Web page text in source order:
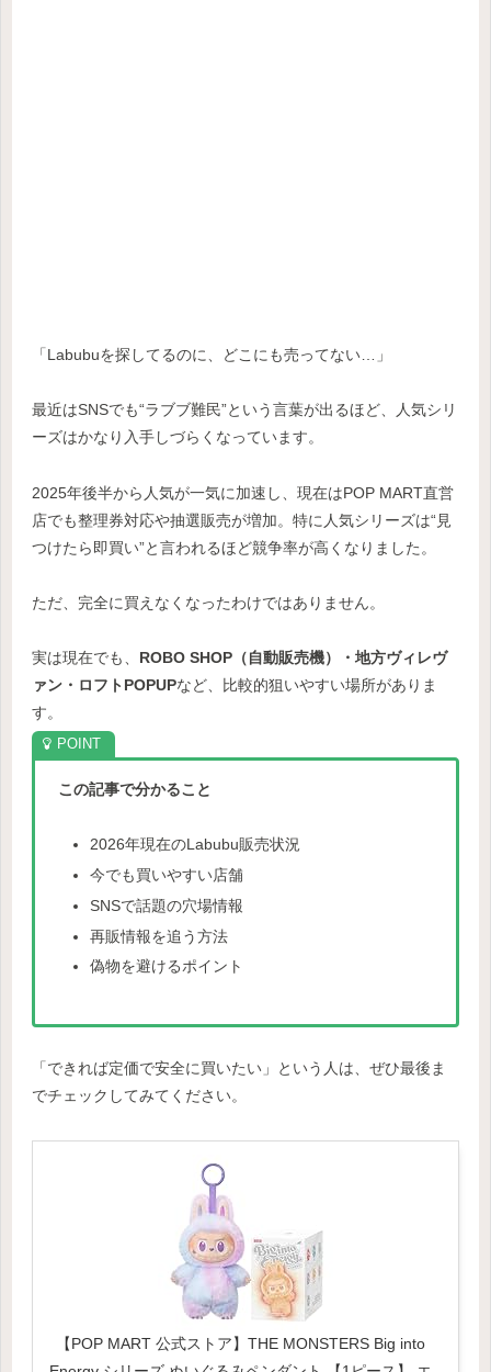
「Labubuを探してるのに、どこにも売ってない…」
最近はSNSでも“ラブブ難民”という言葉が出るほど、人気シリ
ーズはかなり入手しづらくなっています。
2025年後半から人気が一気に加速し、現在はPOP MART直営
店でも整理券対応や抽選販売が増加。特に人気シリーズは“見
つけたら即買い”と言われるほど競争率が高くなりました。
ただ、完全に買えなくなったわけではありません。
実は現在でも、 ROBO SHOP（自動販売機）・地方ヴィレヴ
ァン・ロフトPOPUPなど、比較的狙いやすい場所がありま
す。
この記事で分かること
2026年現在のLabubu販売状況
今でも買いやすい店舗
SNSで話題の穴場情報
再販情報を追う方法
偽物を避けるポイント
「できれば定価で安全に買いたい」という人は、ぜひ最後ま
でチェックしてみてください。
【POP MART 公式ストア】THE MONSTERS Big into